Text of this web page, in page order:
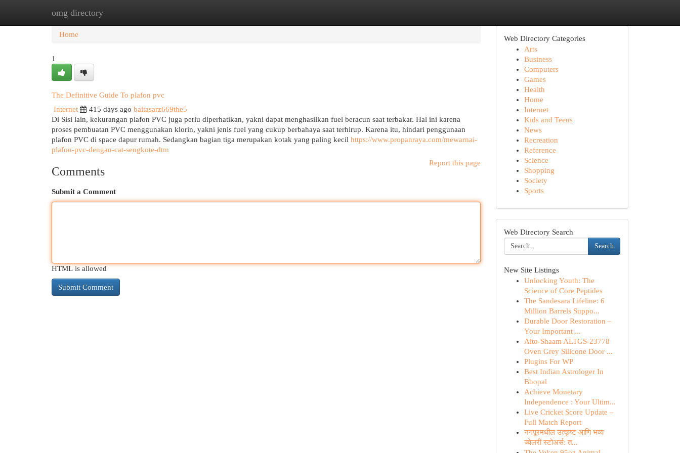
omg directory
Home New Site Listings
Home
1
The Definitive Guide To plafon pvc
Internet
415 days ago baltasarz669the5
Di Sisi lain, kekurangan plafon PVC juga perlu diperhatikan, yakni dapat menghasilkan fuel beracun saat terbakar. Hal ini karena
proses pembuatan PVC menggunakan klorin, yakni jenis fuel yang cukup berbahaya saat terhirup. Karena itu, hindari penggunaan
plafon PVC di space dapur rumah. Sedangkan bagian tiga merupakan kotak yang paling kecil https://www.propanraya.com/mewarnai-
plafon-pvc-dengan-cat-sengkote-dtm
Report this page
Comments
Submit a Comment
HTML is allowed
Web Directory Categories
Arts
Business
Computers
Games
Health
Home
Internet
Kids and Teens
News
Recreation
Reference
Science
Shopping
Society
Sports
Web Directory Search
Search
New Site Listings
Unlocking Youth: The
Science of Core Peptides
The Sandesara Lifeline: 6
Million Barrels Suppo...
Durable Door Restoration –
Your Important ...
Alto-Shaam ALTGS-23778
Oven Grey Silicone Door ...
Plugins For WP
Best Indian Astrologer In
Bhopal
Achieve Monetary
Independence : Your Ultim...
Live Cricket Score Update –
Full Match Report
नगपूरमधील उत्कृष्ट आणि भव्य
ज्वेलरी स्टोअर्स: त...